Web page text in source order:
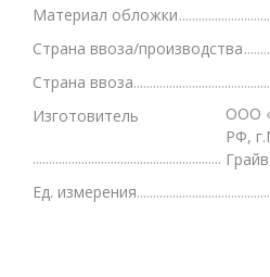
Материал обложки
Страна ввоза/производства
Страна ввоза
Изготовитель
ООО
РФ,
Ед. измерения